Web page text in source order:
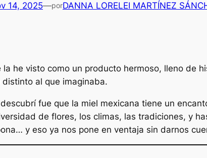
14, 2025—porDANNA LORELEI MARTÍNEZ
la he visto como un producto hermoso, lleno de
al que imaginaba.
fue que la miel mexicana tiene un
de flores, los climas, las tradiciones, y
y eso ya nos pone en ventaja sin darnos